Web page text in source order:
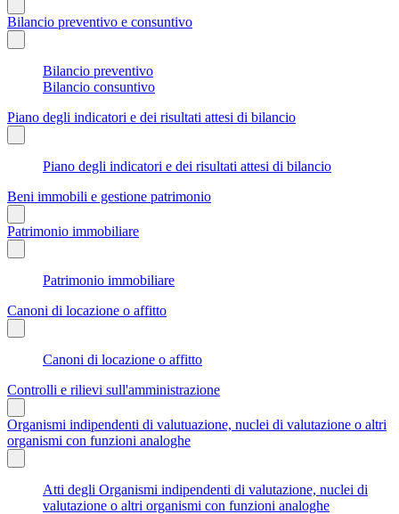
Bilancio preventivo e consuntivo
Bilancio preventivo
Bilancio consuntivo
Piano degli indicatori e dei risultati attesi di bilancio
Piano degli indicatori e dei risultati attesi di bilancio
Beni immobili e gestione patrimonio
Patrimonio immobiliare
Patrimonio immobiliare
Canoni di locazione o affitto
Canoni di locazione o affitto
Controlli e rilievi sull'amministrazione
Organismi indipendenti di valutuazione, nuclei di valutazione o altri
organismi con funzioni analoghe
Atti degli Organismi indipendenti di valutazione, nuclei di
valutazione o altri organismi con funzioni analoghe